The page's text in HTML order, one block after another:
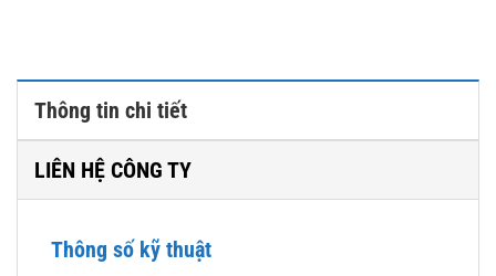
Thông tin chi tiết
LIÊN HỆ CÔNG TY
Thông số kỹ thuật